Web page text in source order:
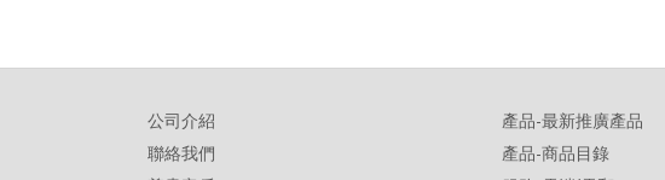
公司介紹
聯絡我們
產品-最新推廣產品
產品-商品目錄